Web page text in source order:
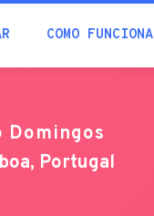
COMO FUNCIONA
Domingos
Portugal